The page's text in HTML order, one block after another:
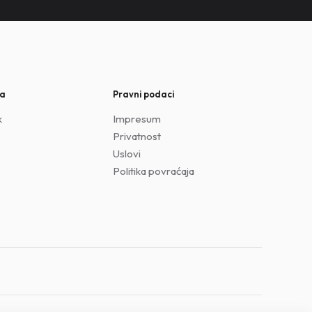
Pravni podaci
Impresum
Privatnost
Uslovi
Politika povraćaja